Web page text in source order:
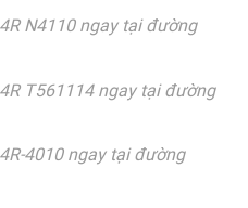
N4110 ngay tại đường
T561114 ngay tại đường
4010 ngay tại đường